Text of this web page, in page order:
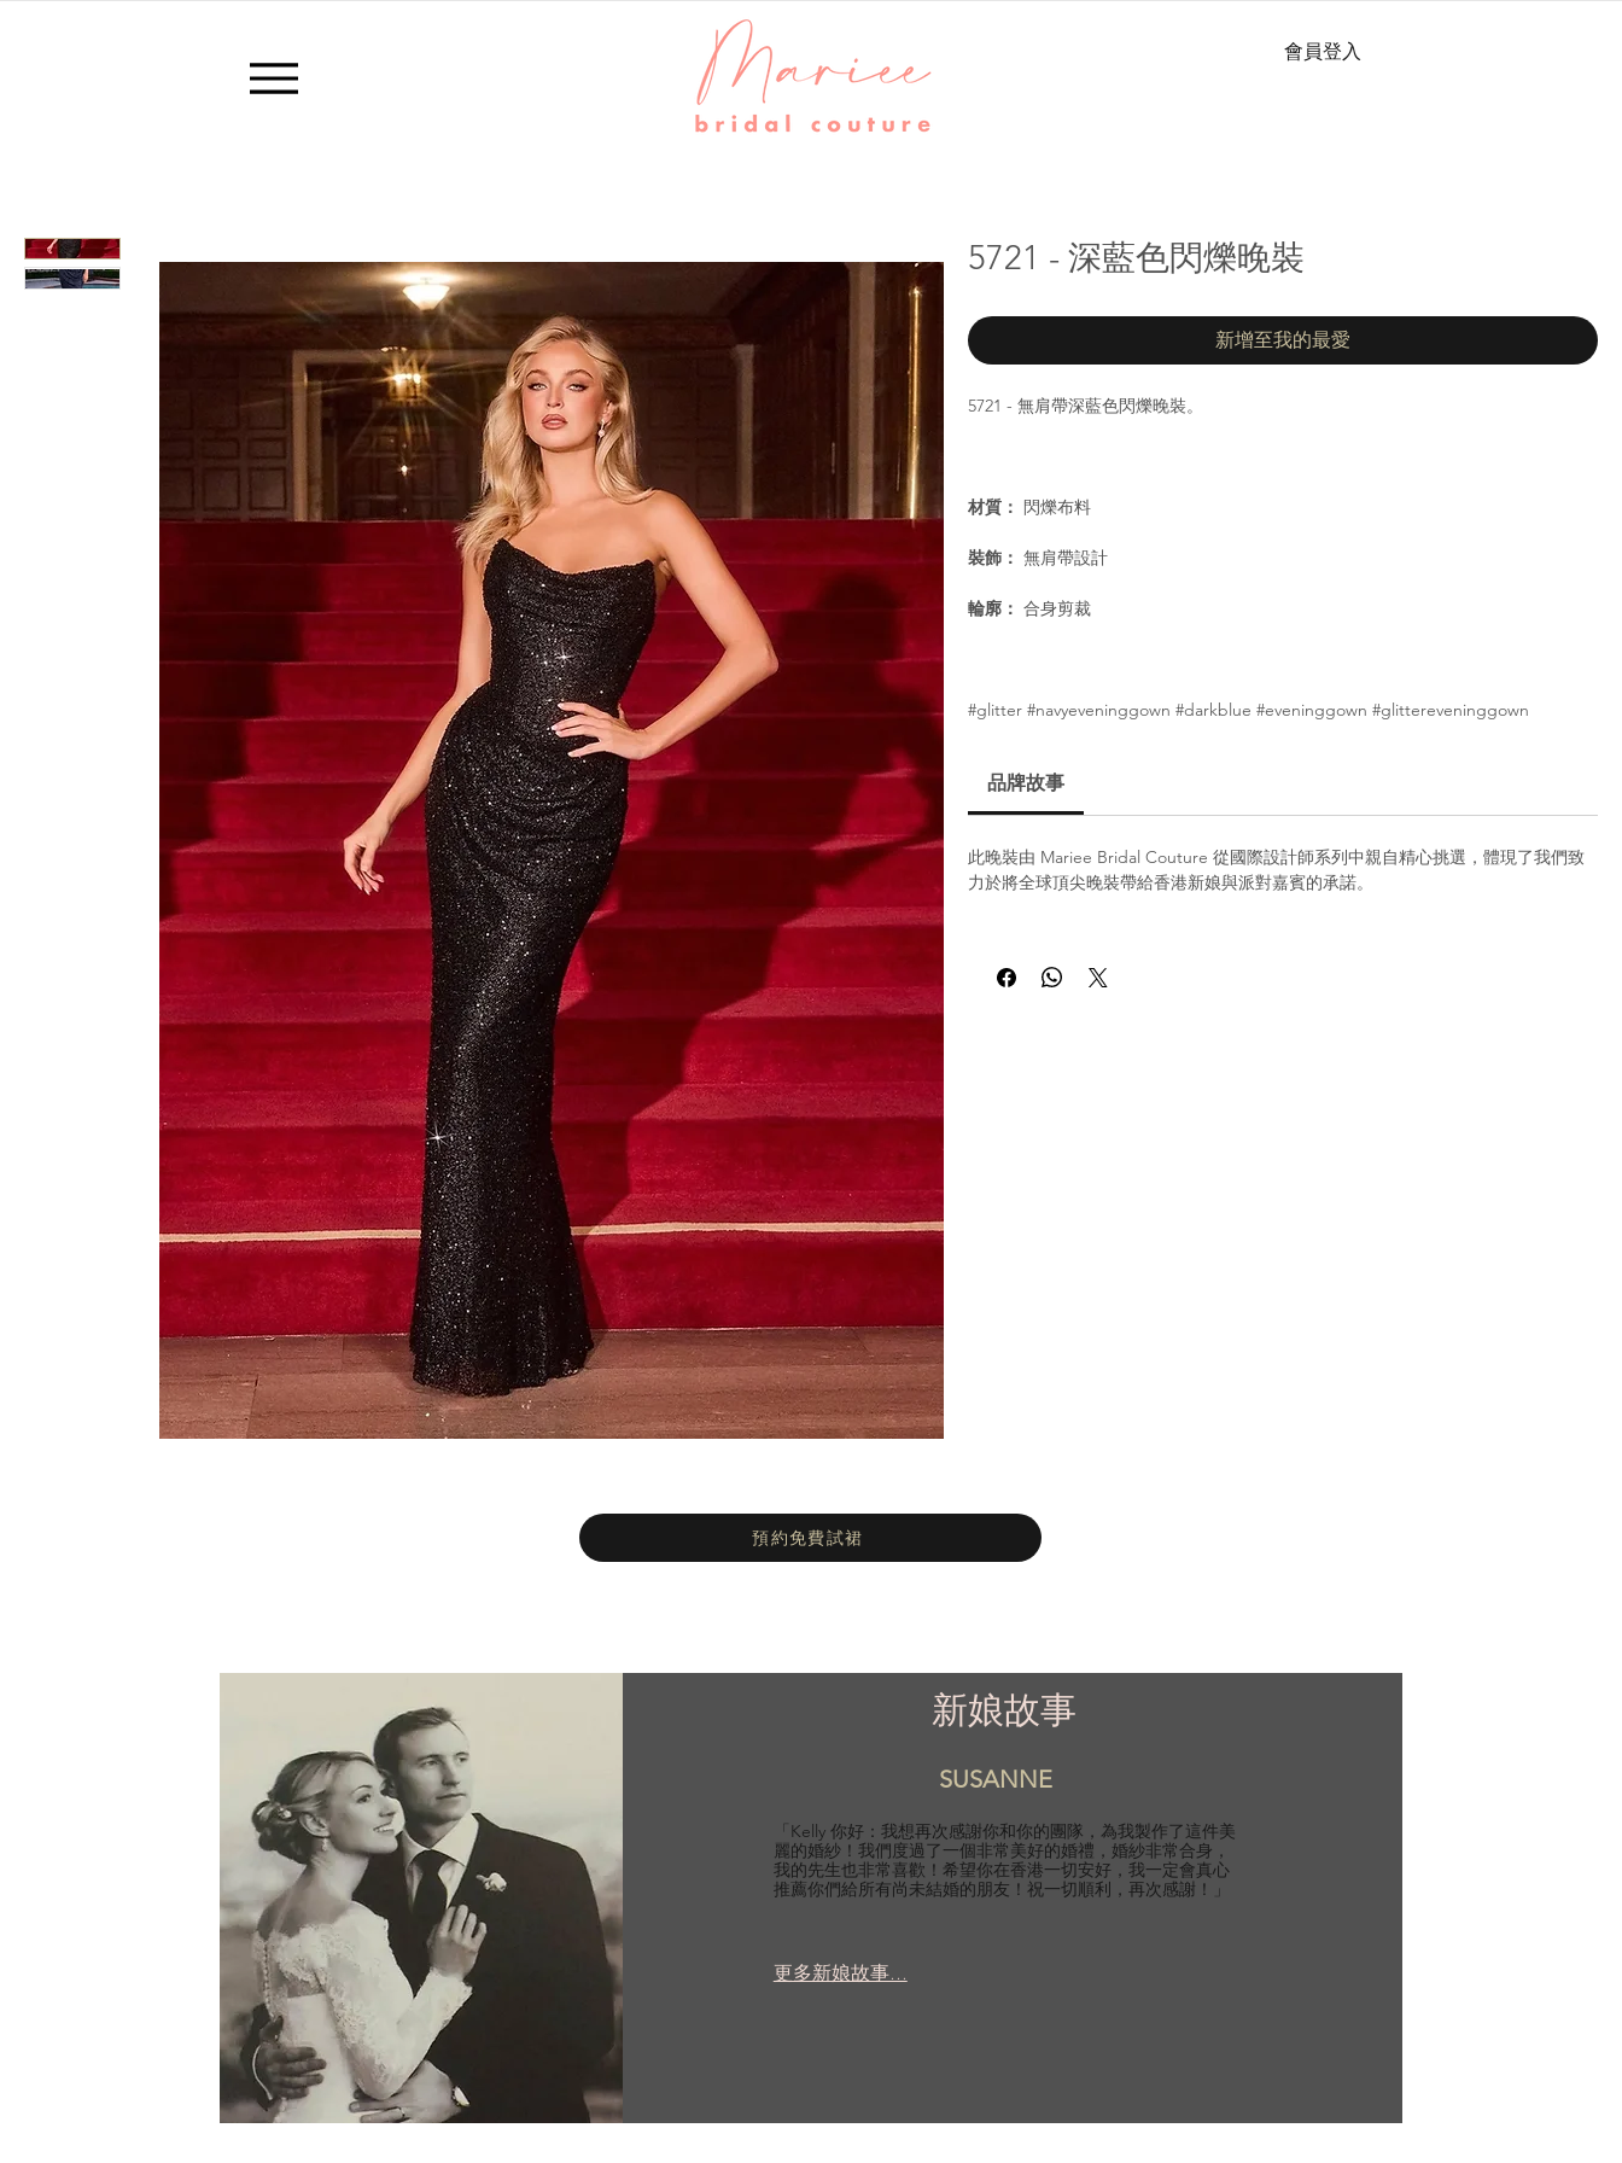
會員登入
5721 - 深藍色閃爍晚裝
新增至我的最愛
5721 - 無肩帶深藍色閃爍晚裝。
材質： 閃爍布料
裝飾： 無肩帶設計
輪廓： 合身剪裁
#glitter #navyeveninggown #darkblue #eveninggown #glittereveninggown
品牌故事
此晚裝由 Mariee Bridal Couture 從國際設計師系列中親自精心挑選，體現了我們致
力於將全球頂尖晚裝帶給香港新娘與派對嘉賓的承諾。
預約免費試裙
新娘故事
SUSANNE
「Kelly 你好：我想再次感謝你和你的團隊，為我製作了這件美
麗的婚紗！我們度過了一個非常美好的婚禮，婚紗非常合身，
我的先生也非常喜歡！希望你在香港一切安好，我一定會真心
推薦你們給所有尚未結婚的朋友！祝一切順利，再次感謝！」
更多新娘故事...